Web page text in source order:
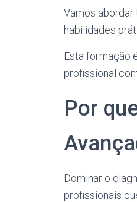
Vamos
habilidades
Esta formação
profissional
Por
Dominar o
profissionais